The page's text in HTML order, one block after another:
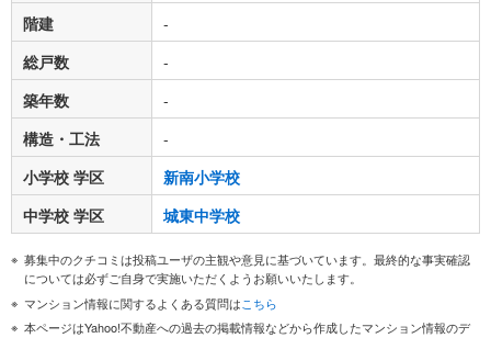
階建
-
総戸数
-
築年数
-
構造・工法
-
小学校 学区
新南小学校
中学校 学区
城東中学校
募集中のクチコミは投稿ユーザの主観や意見に基づいています。最終的な事実確認
については必ずご自身で実施いただくようお願いいたします。
マンション情報に関するよくある質問はこちら
本ページはYahoo!不動産への過去の掲載情報などから作成したマンション情報のデ